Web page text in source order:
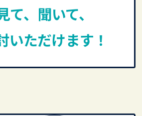
て、聞いて、
いただけます！